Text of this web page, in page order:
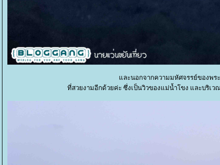
ละนอกจากความมหัศจรรย์ของพร
ที่สวยงามอีกด้วยค่ะ ซึ่งเป็นวิวของแม่น้ำโขง และบริเ